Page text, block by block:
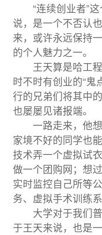
“连续创业者”
说，是一个不否认
来，或许永远保持
的个人魅力之一。
王天算是哈工
时不时有创业的“鬼
行的兄弟们将其中
也屡屡见诸报端。
一路走来，他
家境不好的同学也
技术弄一个虚拟试
做一个团购网；想
实时监控自己所等
务、虚拟手术训练
大学对于我们
于王天来说，也是